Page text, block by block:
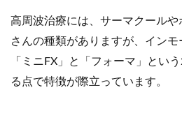
高周波治療には、サーマクールや
さんの種類がありますが、インモ
「ミニFX」と「フォーマ」とい
る点で特徴が際立っています。